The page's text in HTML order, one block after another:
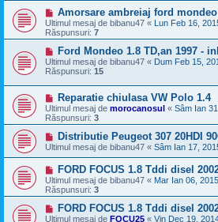
Amorsare ambreiaj ford mondeo
Ultimul mesaj de bibanu47 «
Lun Feb 16,
Răspunsuri: 7
Ford Mondeo 1.8 TD,an 1997 -
Ultimul mesaj de bibanu47 « Dum Feb 15,
Răspunsuri: 15
Reparatie chiulasa VW Polo 1.4
Ultimul mesaj de morocanosul « Sâm Ian
Răspunsuri: 3
Distributie Peugeot 307 20HDI
Ultimul mesaj de bibanu47 « Sâm Ian 17,
FORD FOCUS 1.8 Tddi disel
Ultimul mesaj de bibanu47 « Mar Ian 06,
Răspunsuri: 3
FORD FOCUS 1.8 Tddi disel
Ultimul mesaj de FOCU25 « Vin Dec 19,